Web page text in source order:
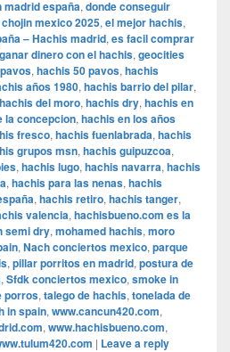
madrid españa, donde conseguir
mexico 2025, el mejor hachis,
– Hachis madrid, es facil comprar
ganar dinero con el hachis, geocities
, hachis 50 pavos, hachis
años 1980, hachis barrio del pilar,
hachis del moro, hachis dry, hachis en
la concepcion, hachis en los años
fresco, hachis fuenlabrada, hachis
grupos msn, hachis guipuzcoa,
, hachis lugo, hachis navarra, hachis
, hachis para las nenas, hachis
, hachis retiro, hachis tanger,
valencia, hachisbueno.com es la
semi dry, mohamed hachis, moro
, Nach conciertos mexico, parque
, pillar porritos en madrid, postura de
, Sfdk conciertos mexico, smoke in
porros, talego de hachis, tonelada de
in spain, www.cancun420.com,
, www.hachisbueno.com,
| Leave a reply